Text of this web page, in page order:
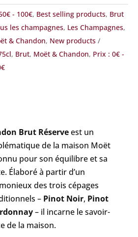
- 100€, Best selling products, Brut
les champagnes, Les Champagnes,
& Chandon, New products
, Brut, Moët & Chandon, Prix : 0€ -
Brut Réserveest un
de la maison Moët
pour son équilibre et sa
Élaboré à partir d’un
des trois cépages
– Pinot Noir, Pinot
– il incarne le savoir-
de la maison.